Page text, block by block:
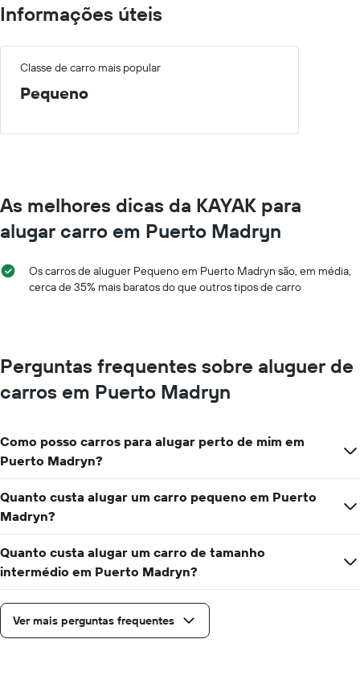
Informações úteis
Classe de carro mais popular
Pequeno
As melhores dicas da KAYAK para
alugar carro em Puerto Madryn
Os carros de aluguer Pequeno em Puerto Madryn são, em média,
cerca de 35% mais baratos do que outros tipos de carro
Perguntas frequentes sobre aluguer de
carros em Puerto Madryn
Como posso carros para alugar perto de mim em
Puerto Madryn?
Quanto custa alugar um carro pequeno em Puerto
Madryn?
Quanto custa alugar um carro de tamanho
intermédio em Puerto Madryn?
Ver mais perguntas frequentes